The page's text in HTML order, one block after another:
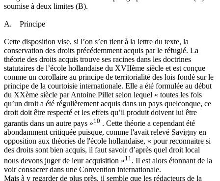
soumise à deux limites (B).
A. Principe
Cette disposition vise, si l’on s’en tient à la lettre du texte, la
conservation des droits précédemment acquis par le réfugié. La
théorie des droits acquis trouve ses racines dans les doctrines
statutaires de l’école hollandaise du XVIIème siècle et est conçue
comme un corollaire au principe de territorialité des lois fondé sur le
principe de la courtoisie internationale. Elle a été formulée au début
du XXème siècle par Antoine Pillet selon lequel « toutes les fois
qu’un droit a été régulièrement acquis dans un pays quelconque, ce
droit doit être respecté et les effets qu’il produit doivent lui être
garantis dans un autre pays »10 . Cette théorie a cependant été
abondamment critiquée puisque, comme l'avait relevé Savigny en
opposition aux théories de l'école hollandaise, « pour reconnaitre si
des droits sont bien acquis, il faut savoir d’après quel droit local
nous devons juger de leur acquisition »11 . Il est alors étonnant de la
voir consacrer dans une Convention internationale.
Mais à y regarder de plus près, il semble que les rédacteurs de la